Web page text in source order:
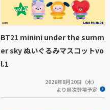
BT21 minini under the summ
er sky ぬいぐるみマスコットvo
l.1
2026年8月20日（木）
より順次登場予定